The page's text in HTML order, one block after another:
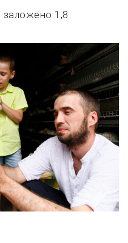
заложено 1,8